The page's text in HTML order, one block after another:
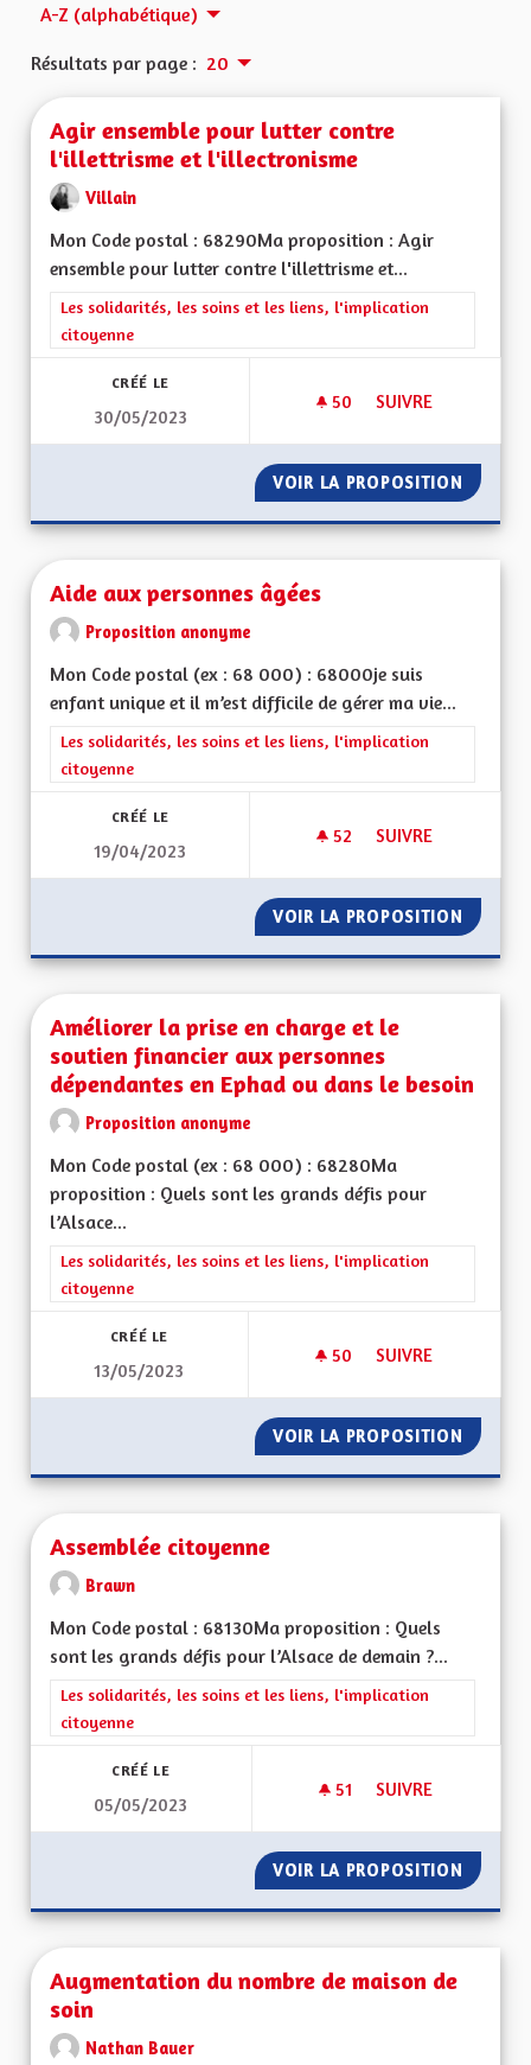
A-Z (alphabétique)
Résultats par page : 20
Agir ensemble pour lutter contre
l'illettrisme et l'illectronisme
Villain
Mon Code postal : 68290Ma proposition : Agir
ensemble pour lutter contre l'illettrisme et...
Filtrer les résultats de la catégorie : Les solidarités, les soins
Les solidarités, les soins et les liens, l'implication
citoyenne
CRÉÉ LE
30/05/2023
50 50 ABONNÉS
SUIVRE
VOIR LA PROPOSITION AGIR
Aide aux personnes âgées
Proposition anonyme
Mon Code postal (ex : 68 000) : 68000je suis
enfant unique et il m’est difficile de gérer ma vie...
Filtrer les résultats de la catégorie : Les solidarités, les soins
Les solidarités, les soins et les liens, l'implication
citoyenne
CRÉÉ LE
19/04/2023
52 52 ABONNÉS
SUIVRE
VOIR LA PROPOSITION AIDE
Améliorer la prise en charge et le
soutien financier aux personnes
dépendantes en Ephad ou dans le besoin
Proposition anonyme
Mon Code postal (ex : 68 000) : 68280Ma
proposition : Quels sont les grands défis pour
l’Alsace...
Filtrer les résultats de la catégorie : Les solidarités, les soins
Les solidarités, les soins et les liens, l'implication
citoyenne
CRÉÉ LE
13/05/2023
50 50 ABONNÉS
SUIVRE
VOIR LA PROPOSITION
Assemblée citoyenne
Brawn
Mon Code postal : 68130Ma proposition : Quels
sont les grands défis pour l’Alsace de demain ?...
Filtrer les résultats de la catégorie : Les solidarités, les soins
Les solidarités, les soins et les liens, l'implication
citoyenne
CRÉÉ LE
05/05/2023
51 51 ABONNÉS
SUIVRE
VOIR LA PROPOSITION
Augmentation du nombre de maison de
soin
Nathan Bauer